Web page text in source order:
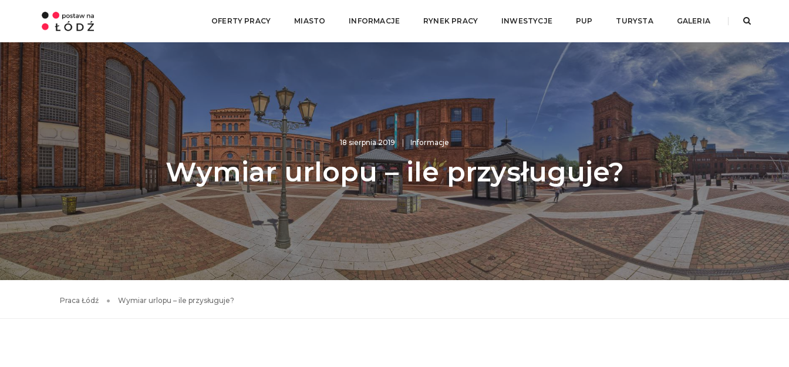
OFERTY PRACY MIASTO INFORMACJE RYNEK PRACY INWESTYCJE PUP TURYSTA GALERIA
18 sierpnia 2019 Informacje
Wymiar urlopu – ile przysługuje?
Praca Łódź Wymiar urlopu – ile przysługuje?